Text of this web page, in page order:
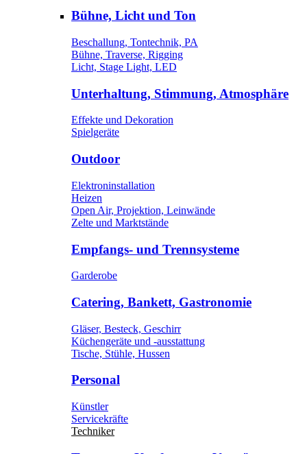
Bühne, Licht und Ton
Beschallung, Tontechnik, PA
Bühne, Traverse, Rigging
Licht, Stage Light, LED
Unterhaltung, Stimmung, Atmosphäre
Effekte und Dekoration
Spielgeräte
Outdoor
Elektroninstallation
Heizen
Open Air, Projektion, Leinwände
Zelte und Marktstände
Empfangs- und Trennsysteme
Garderobe
Catering, Bankett, Gastronomie
Gläser, Besteck, Geschirr
Küchengeräte und -ausstattung
Tische, Stühle, Hussen
Personal
Künstler
Servicekräfte
Techniker